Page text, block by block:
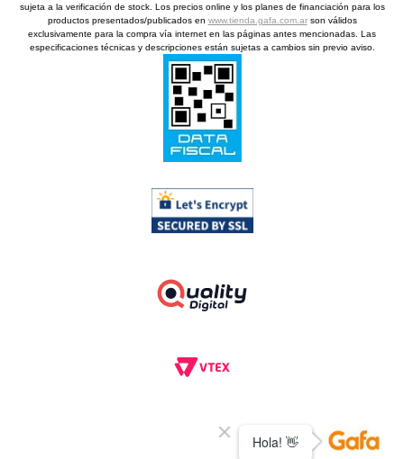
sujeta a la verificación de stock. Los precios online y los planes de financiación para los
productos presentados/publicados en www.tienda.gafa.com.arson válidos
exclusivamente para la compra vía internet en las páginas antes mencionadas. Las
especificaciones técnicas y descripciones están sujetas a cambios sin previo aviso.